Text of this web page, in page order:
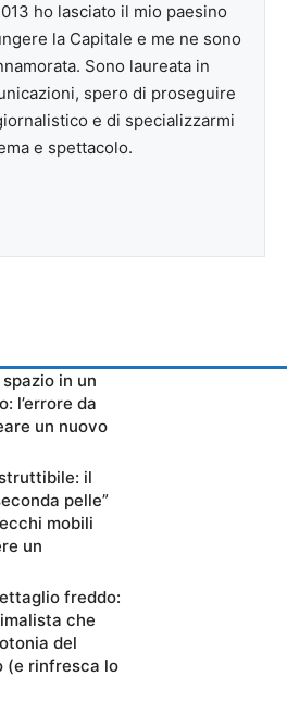
ho lasciato il mio paesino
la Capitale e me ne sono
Sono laureata in
spero di proseguire
e di specializzarmi
e spettacolo.
in un
l’errore da
un nuovo
il
pelle”
mobili
un
freddo:
che
del
(e rinfresca lo